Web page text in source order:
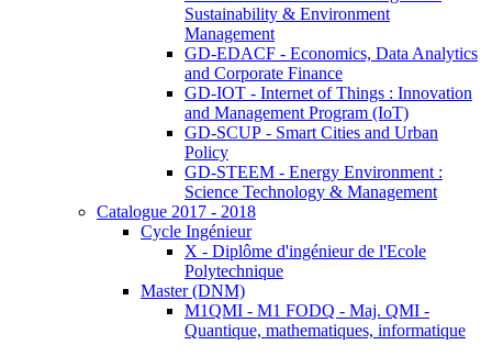
Sustainability & Environment
Management
GD-EDACF - Economics, Data Analytics
and Corporate Finance
GD-IOT - Internet of Things : Innovation
and Management Program (IoT)
GD-SCUP - Smart Cities and Urban
Policy
GD-STEEM - Energy Environment :
Science Technology & Management
Catalogue 2017 - 2018
Cycle Ingénieur
X - Diplôme d'ingénieur de l'Ecole
Polytechnique
Master (DNM)
M1QMI - M1 FODQ - Maj. QMI -
Quantique, mathematiques, informatique